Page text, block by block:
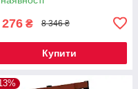
₴ 8 346 ₴
Купити